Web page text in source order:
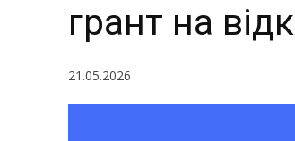
грант на
21.05.2026